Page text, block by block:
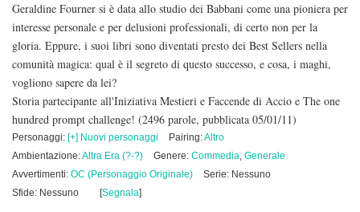
Geraldine Fourner si è data allo studio dei Babbani come una pioniera per
interesse personale e per delusioni professionali, di certo non per la
gloria. Eppure, i suoi libri sono diventati presto dei Best Sellers nella
comunità magica: qual è il segreto di questo successo, e cosa, i maghi,
vogliono sapere da lei?
Storia partecipante all'Iniziativa Mestieri e Faccende di Accio e The one
hundred prompt challenge! (2496 parole, pubblicata 05/01/11)
Personaggi: [+] Nuovi personaggi Pairing:Altro
Ambientazione:Altra Era (?-?) Genere: Commedia, Generale
Avvertimenti: OC (Personaggio Originale)
Serie: Nessuno
Sfide: Nessuno
[Segnala]